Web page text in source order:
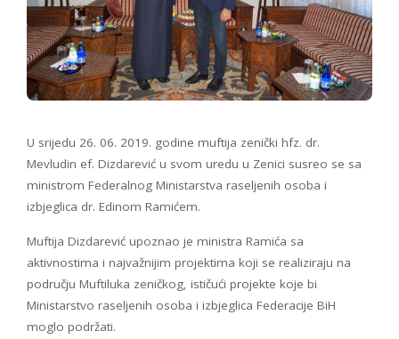
U srijedu 26. 06. 2019. godine muftija zenički hfz. dr.
Mevludin ef. Dizdarević u svom uredu u Zenici susreo se sa
ministrom Federalnog Ministarstva raseljenih osoba i
izbjeglica dr. Edinom Ramićem.
Muftija Dizdarević upoznao je ministra Ramića sa
aktivnostima i najvažnijim projektima koji se realiziraju na
području Muftiluka zeničkog, ističući projekte koje bi
Ministarstvo raseljenih osoba i izbjeglica Federacije BiH
moglo podržati.